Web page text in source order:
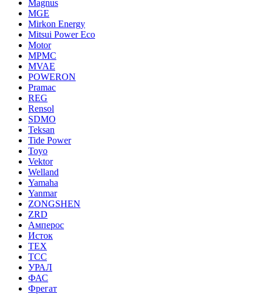
Magnus
MGE
Mirkon Energy
Mitsui Power Eco
Motor
MPMC
MVAE
POWERON
Pramac
REG
Rensol
SDMO
Teksan
Tide Power
Toyo
Vektor
Welland
Yamaha
Yanmar
ZONGSHEN
ZRD
Амперос
Исток
ТЕХ
ТСС
УРАЛ
ФАС
Фрегат